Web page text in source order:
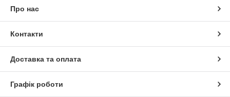
Про нас
Контакти
Доставка та оплата
Графік роботи